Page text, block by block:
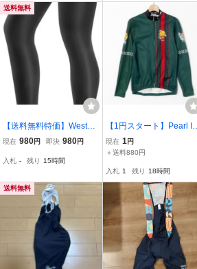
送料無料
【送料無料特価】WestBik
ing アイスシルクレッグカ
用《速乾冷却/UVカット/
現在 980円 即決 980円
入札 - 残り 15時間
【1円スタート】Pearl Izu
mi パールイズミ 裏起毛ジ
ップアップジャケット L
ン レッド メンズ サイク
リング 日本製
現在 1 円
＋送料880円
入札 1 残り 18時間
送料無料